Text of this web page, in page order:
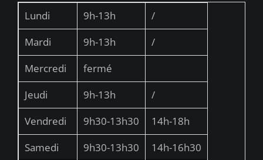
Lundi 9h-13h
/
Mardi
9h-13h
/
Mercredi
fermé
Jeudi
9h-13h
/
Vendredi
9h30-13h30
14h-18h
Samedi
9h30-13h30
14h-16h30